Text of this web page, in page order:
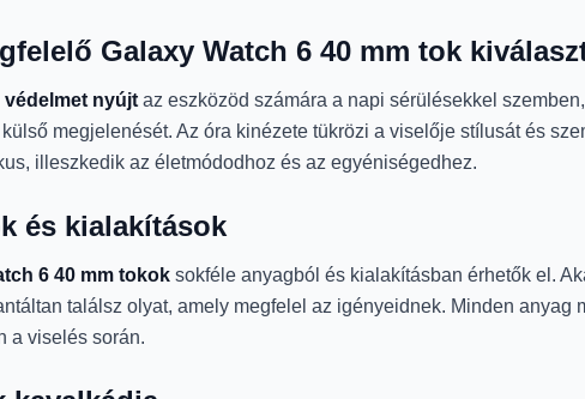
Galaxy Watch 6 40 mm tok
védelmet nyújt az eszközöd számára a napi sérülésekkel
megjelenését. Az óra kinézete tükrözi a viselője stílusát és
illeszkedik az életmódodhoz és az egyéniségedhez.
és kialakítások
6 40 mm tokok sokféle anyagból és kialakításban érhetők el.
találsz olyat, amely megfelel az igényeidnek. Minden
a viselés során.